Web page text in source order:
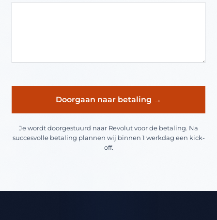
Doorgaan naar betaling →
Je wordt doorgestuurd naar Revolut voor de betaling. Na
succesvolle betaling plannen wij binnen 1 werkdag een kick-
off.